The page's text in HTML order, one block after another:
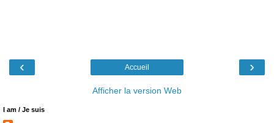
‹ ›
Accueil
Afficher la version Web
I am / Je suis